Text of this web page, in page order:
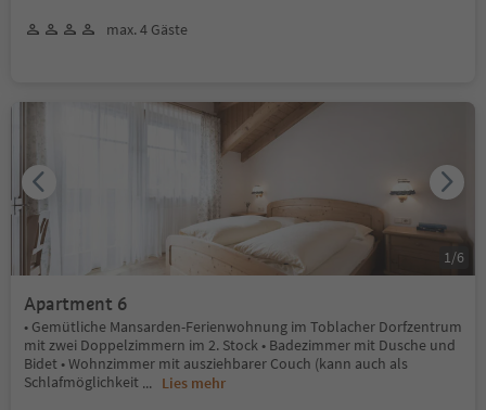
max. 4 Gäste
Apartment 6
• Gemütliche Mansarden-Ferienwohnung im Toblacher Dorfzentrum
mit zwei Doppelzimmern im 2. Stock • Badezimmer mit Dusche und
Bidet • Wohnzimmer mit ausziehbarer Couch (kann auch als
Schlafmöglichkeit ... Lies mehr
1 /6